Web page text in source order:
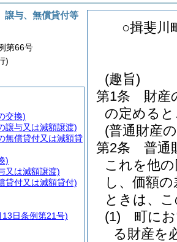
○揖斐川
(趣旨)
第1条
財産
の定める
(普通財産
第2条
普通
これを他
し、価額
ときは、
(1)
町に
る財産を
譲与、無償貸付等
第66号
)
交換)
譲与又は減額譲渡)
無償貸付又は減額貸
)
又は減額譲渡)
貸付又は減額貸付)
日条例第21号)